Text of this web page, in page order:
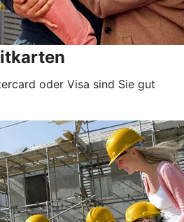
oder Visa sind Sie gut